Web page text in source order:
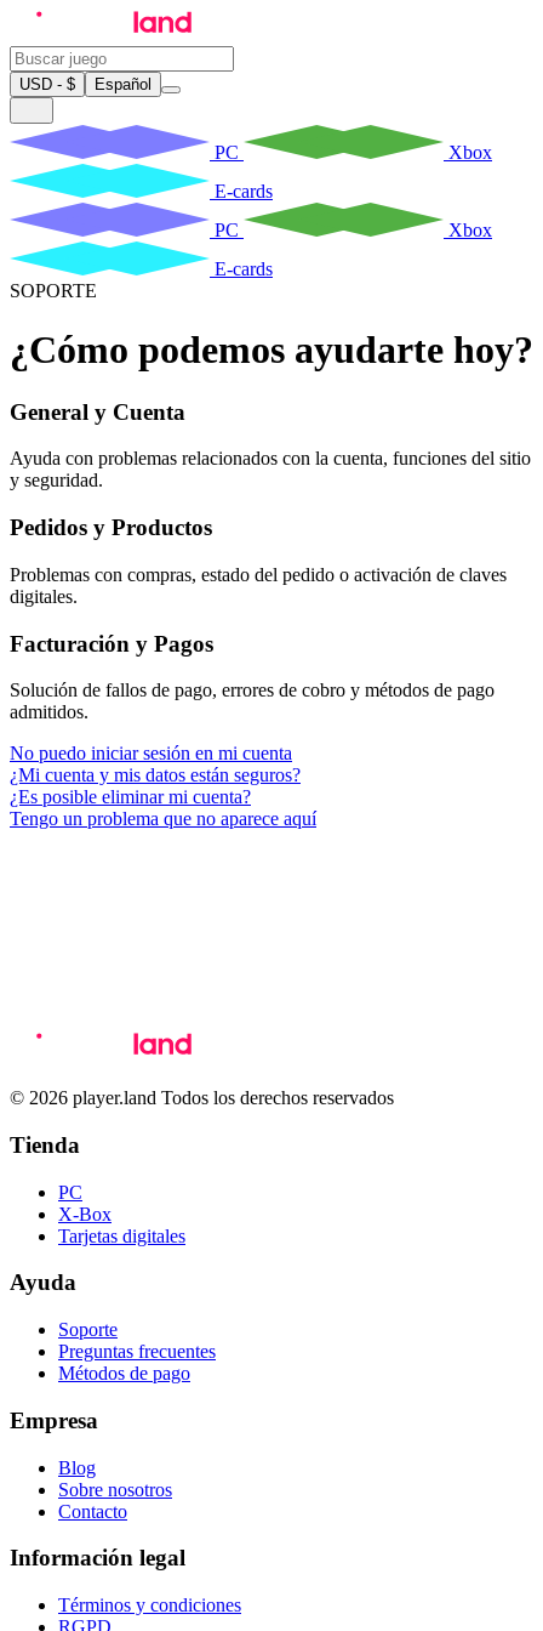
USD - $ Español
PC
Xbox
E-cards
PC
Xbox
E-cards
SOPORTE
¿Cómo podemos ayudarte hoy?
General y Cuenta
Ayuda con problemas relacionados con la cuenta, funciones del sitio
y seguridad.
Pedidos y Productos
Problemas con compras, estado del pedido o activación de claves
digitales.
Facturación y Pagos
Solución de fallos de pago, errores de cobro y métodos de pago
admitidos.
No puedo iniciar sesión en mi cuenta
¿Mi cuenta y mis datos están seguros?
¿Es posible eliminar mi cuenta?
Tengo un problema que no aparece aquí
© 2026 player.land Todos los derechos reservados
Tienda
PC
X-Box
Tarjetas digitales
Ayuda
Soporte
Preguntas frecuentes
Métodos de pago
Empresa
Blog
Sobre nosotros
Contacto
Información legal
Términos y condiciones
RGPD